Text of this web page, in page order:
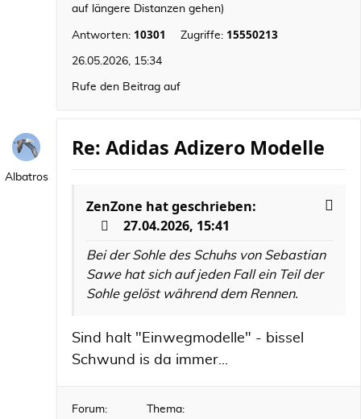
auf längere Distanzen gehen)
Antworten: 10301 Zugriffe: 15550213
26.05.2026, 15:34
Rufe den Beitrag auf
Albatros
Re: Adidas Adizero Modelle
ZenZone hat geschrieben:
27.04.2026, 15:41
Bei der Sohle des Schuhs von Sebastian
Sawe hat sich auf jeden Fall ein Teil der
Sohle gelöst während dem Rennen.
Sind halt "Einwegmodelle" - bissel
Schwund is da immer...
Forum:
Thema: